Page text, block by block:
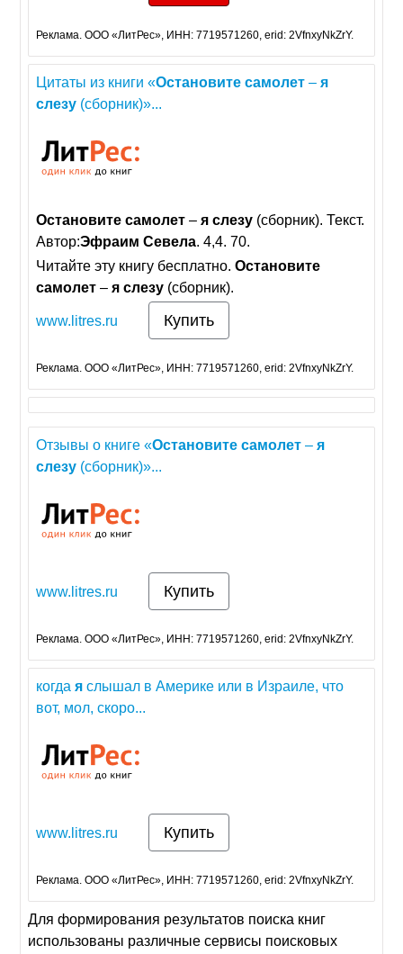
Реклама. ООО «ЛитРес», ИНН: 7719571260, erid: 2VfnxyNkZrY.
Цитаты из книги «Остановите самолет –я
слезу (сборник)»...
Остановите самолет –я слезу (сборник). Текст.
Автор:Эфраим Севела. 4,4. 70.
Читайте эту книгу бесплатно.Остановите
самолет –я слезу (сборник).
www.litres.ru Купить
Реклама. ООО «ЛитРес», ИНН: 7719571260, erid: 2VfnxyNkZrY.
Отзывы о книге «Остановите самолет –я
слезу (сборник)»...
www.litres.ru Купить
Реклама. ООО «ЛитРес», ИНН: 7719571260, erid: 2VfnxyNkZrY.
когдая слышал в Америке или в Израиле, что
вот, мол, скоро...
www.litres.ru Купить
Реклама. ООО «ЛитРес», ИНН: 7719571260, erid: 2VfnxyNkZrY.
Для формирования результатов поиска книг
использованы различные сервисы поисковых